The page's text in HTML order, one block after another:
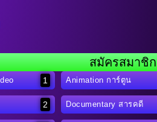
สมัครสมาชิก
1 Animation การ์ตูน
2 Documentary สารคดี